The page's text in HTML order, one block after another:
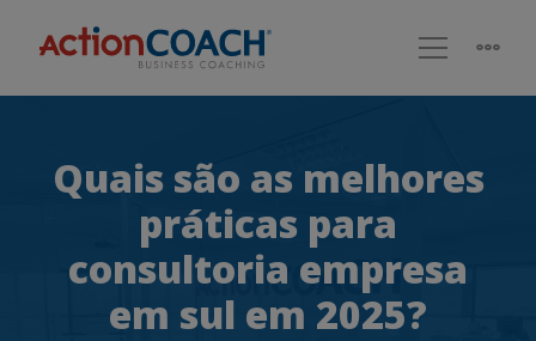
Quais são as melhores
práticas para
consultoria empresa
em sul em 2025?